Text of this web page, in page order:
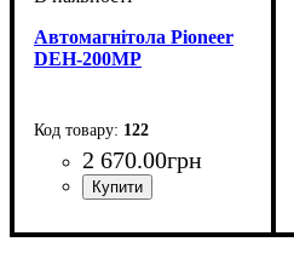
Автомагнітола Pioneer
DEH-200MP
122
2 670.00грн